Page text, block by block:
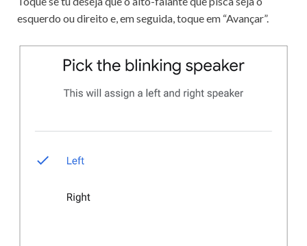
esquerdo ou direito e, em seguida, toque em “Avançar”.